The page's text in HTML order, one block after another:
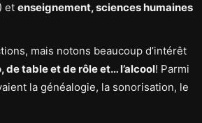
et enseignement, sciences humaines
mais notons beaucoup d’intérêt
de table et de rôle et… l’alcool! Parmi
la généalogie, la sonorisation, le